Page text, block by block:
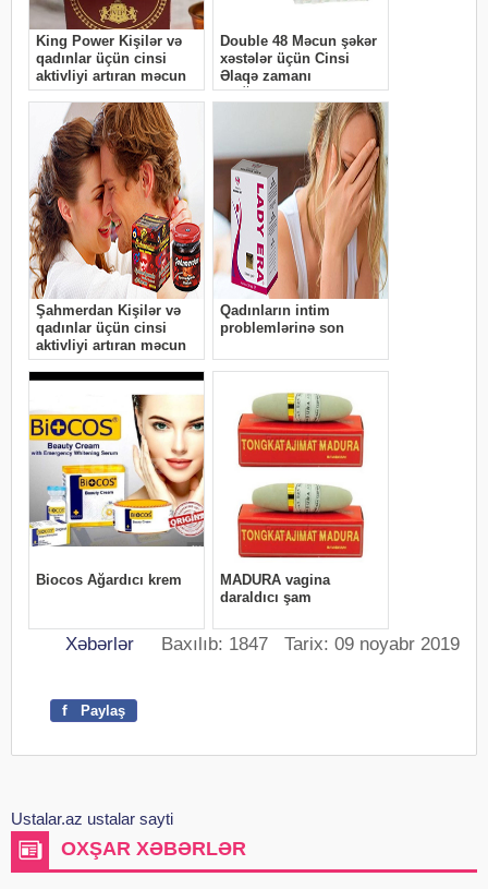
Xəbərlər Baxılıb: 1847 Tarix: 09 noyabr 2019
f Paylaş
Ustalar.az ustalar sayti
OXŞAR XƏBƏRLƏR